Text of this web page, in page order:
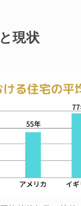
現状